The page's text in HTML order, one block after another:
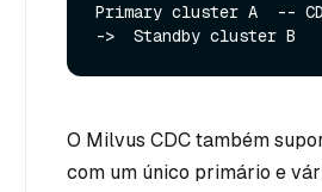
Primary cluster A  --
O Milvus CDC também
com um único primário e